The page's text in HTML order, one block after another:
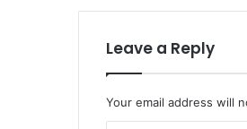
Leave a Reply
Your email address will